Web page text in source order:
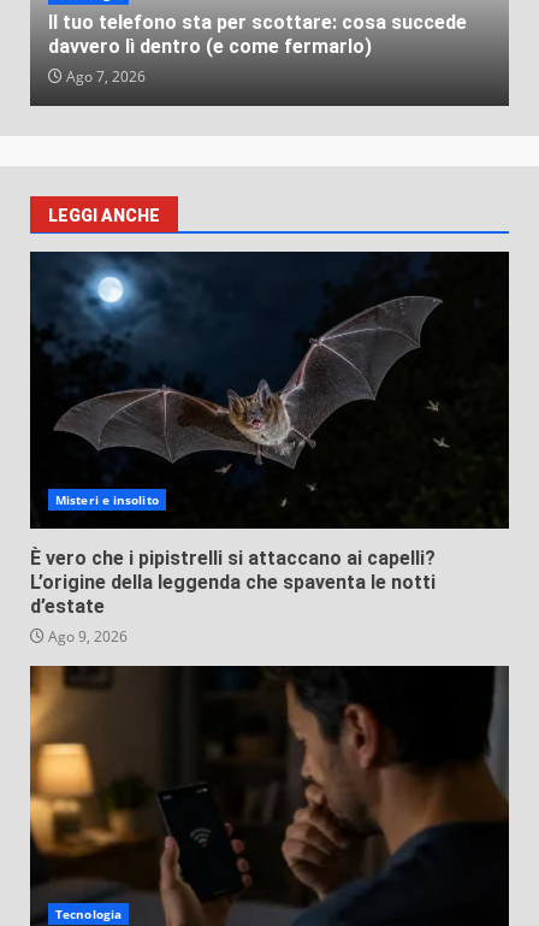
Il tuo telefono sta per scottare: cosa succede
davvero lì dentro (e come fermarlo)
Ago 7, 2026
LEGGI ANCHE
Misteri e insolito
È vero che i pipistrelli si attaccano ai capelli?
L’origine della leggenda che spaventa le notti
d’estate
Ago 9, 2026
Tecnologia